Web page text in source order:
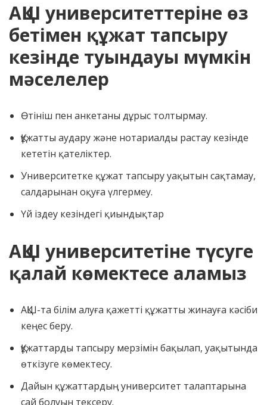
АҚШ университеттеріне өз
бетімен құжат тапсыру
кезінде туындауы мүмкін
мәселелер
Өтініш пен анкетаны дұрыс толтырмау.
Құжатты аудару және нотариалды растау кезінде
кететін қателіктер.
Университетке құжат тапсыру уақытын сақтамау,
салдарынан оқуға үлгермеу.
Үй іздеу кезіндегі қиындықтар
АҚШ университетіне түсуге
қалай көмектесе аламыз
АҚШ-та білім алуға қажетті құжатты жинауға кәсіби
кеңес беру.
Құжаттарды тапсыру мерзімін бақылап, уақытында
өткізуге көмектесу.
Дайын құжаттардың университет талаптарына
сай болуын тексеру.